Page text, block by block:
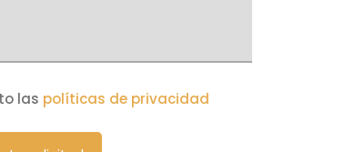
las políticas de privacidad